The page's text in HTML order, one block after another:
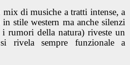
di musiche a tratti intense, a
stile western ma anche silenzi
rumori della natura) riveste un
rivela sempre funzionale a